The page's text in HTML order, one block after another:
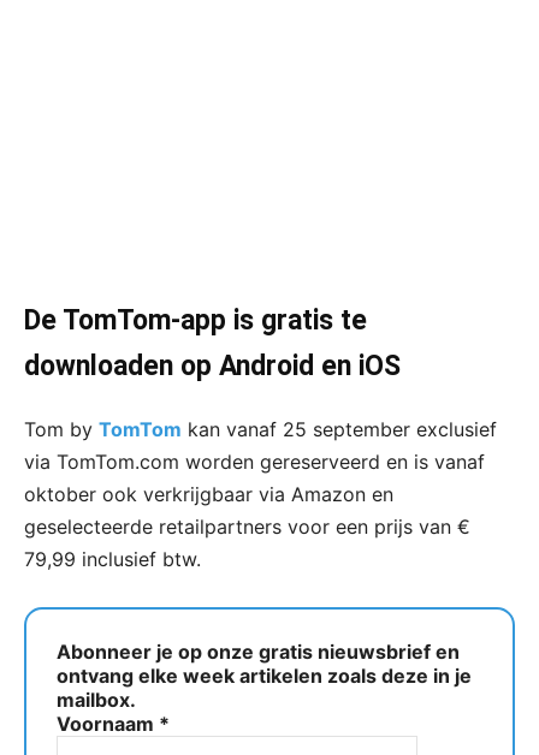
De TomTom-app is gratis te
downloaden op Android en iOS
Tom by TomTom kan vanaf 25 september exclusief
via TomTom.com worden gereserveerd en is vanaf
oktober ook verkrijgbaar via Amazon en
geselecteerde retailpartners voor een prijs van €
79,99 inclusief btw.
Abonneer je op onze gratis nieuwsbrief en
ontvang elke week artikelen zoals deze in je
mailbox.
Voornaam *